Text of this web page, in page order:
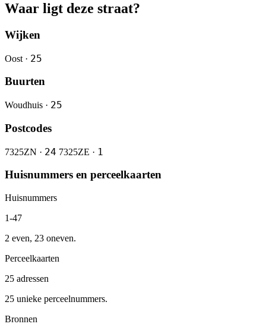
Waar ligt deze straat?
Wijken
Oost · 25
Buurten
Woudhuis · 25
Postcodes
7325ZN · 24 7325ZE · 1
Huisnummers en perceelkaarten
Huisnummers
1-47
2 even, 23 oneven.
Perceelkaarten
25 adressen
25 unieke perceelnummers.
Bronnen